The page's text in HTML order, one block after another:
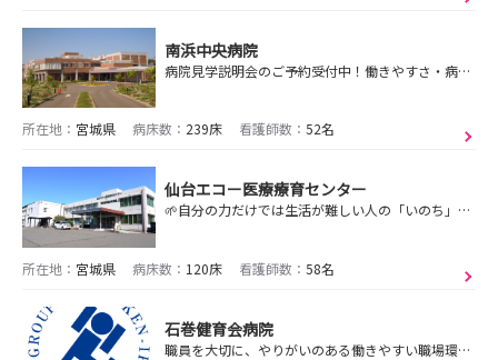
南浜中央病院
病院見学説明会のご予約受付中！働きやすさ・病院の雰囲気が自慢です！＃日勤定時16:45＃休みの取りやすさ◎＃社食1食300円＃住宅手当付
所在地： 宮城県 病床数： 239床 看護師数： 52名
仙台エコー医療療育センター
🌱自分の力だけでは生活が難しい人の「いのち」と「くらし」を支える看護🌻
所在地： 宮城県 病床数： 120床 看護師数： 58名
石巻健育会病院
職員を大切に、やりがいのある働きやすい職場環境づくりを目指して、福利厚生制度の拡大・新設を行っています